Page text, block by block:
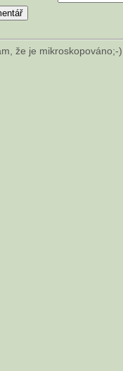
že je mikroskopováno;-)